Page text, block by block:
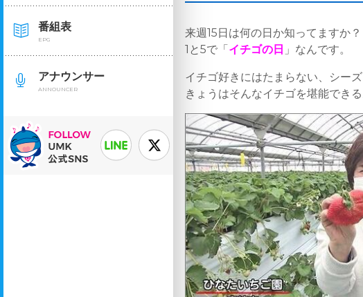
番組表
EPG
アナウンサー
ANNOUNCER
来週15日は何の日か知ってますか？
1と5で「 イチゴの日 」なんです。
イチゴ好きにはたまらない、シー
きょうはそんなイチゴを堪能できる